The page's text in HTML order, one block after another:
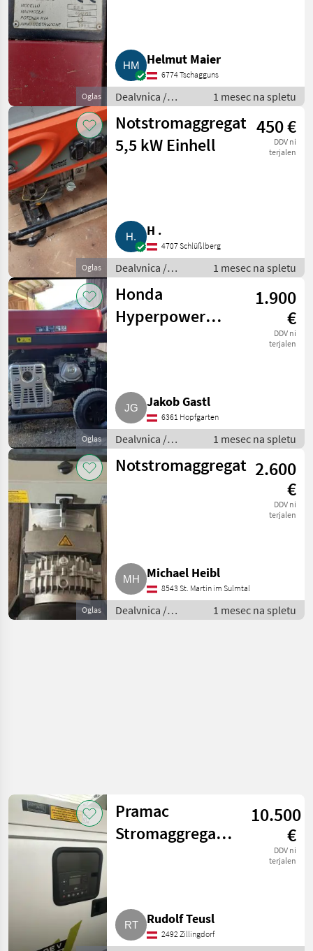
Oglas
Helmut Maier
6774 Tschagguns
Dealvnica /
Električni
generatorji
1 mesec na spletu
Oglas
Notstromaggregat
5,5 kW Einhell
450 €
DDV ni
terjalen
H .
4707 Schlüßlberg
Dealvnica /
Električni
generatorji
1 mesec na spletu
Oglas
Honda
Hyperpower
1.900
€
DDV ni
terjalen
Jakob Gastl
6361 Hopfgarten
Dealvnica /
Električni
generatorji
1 mesec na spletu
Oglas
Notstromaggregat 2.600
€
DDV ni
terjalen
Michael Heibl
8543 St. Martin im Sulmtal
Dealvnica /
Električni
1 mesec na spletu
Pramac
Stromaggregat
10.500
€
DDV ni
terjalen
Rudolf Teusl
2492 Zillingdorf